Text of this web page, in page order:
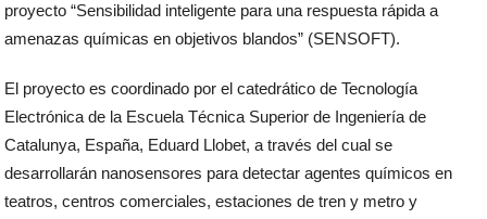
proyecto “Sensibilidad inteligente para una respuesta rápida a
amenazas químicas en objetivos blandos” (SENSOFT).
El proyecto es coordinado por el catedrático de Tecnología
Electrónica de la Escuela Técnica Superior de Ingeniería de
Catalunya, España, Eduard Llobet, a través del cual se
desarrollarán nanosensores para detectar agentes químicos en
teatros, centros comerciales, estaciones de tren y metro y